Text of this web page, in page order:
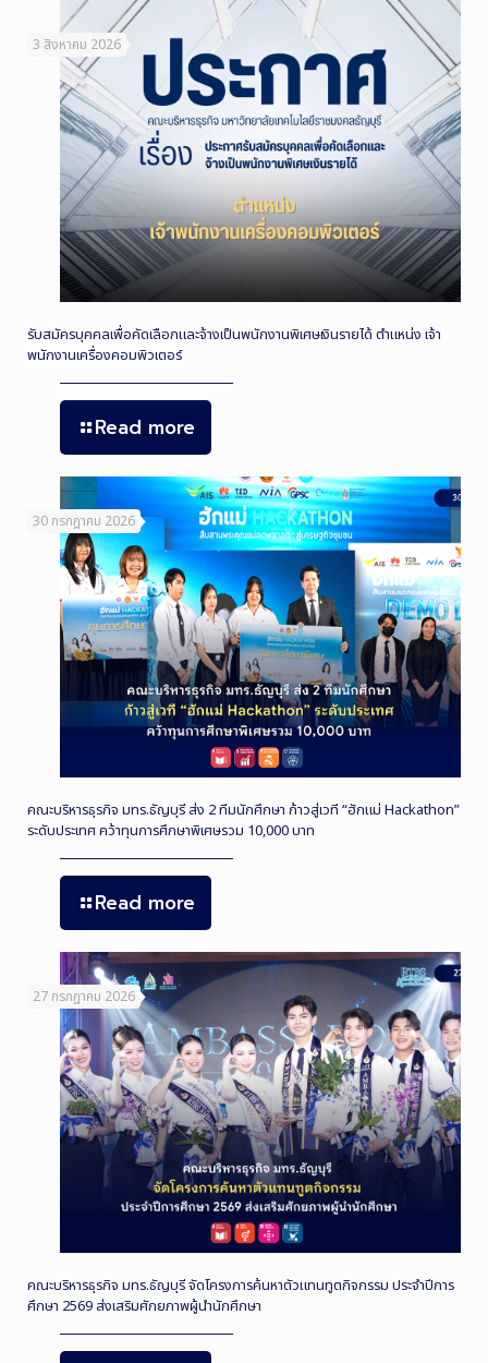
3 สิงหาคม 2026
รับสมัครบุคคลเพื่อคัดเลือกและจ้างเป็นพนักงานพิเศษเงินรายได้ ตำแหน่ง เจ้า
พนักงานเครื่องคอมพิวเตอร์
Read more
30 กรกฎาคม 2026
คณะบริหารธุรกิจ มทร.ธัญบุรี ส่ง 2 ทีมนักศึกษา ก้าวสู่เวที “ฮักแม่ Hackathon”
ระดับประเทศ คว้าทุนการศึกษาพิเศษรวม 10,000 บาท
Read more
27 กรกฎาคม 2026
คณะบริหารธุรกิจ มทร.ธัญบุรี จัดโครงการค้นหาตัวแทนทูตกิจกรรม ประจำปีการ
ศึกษา 2569 ส่งเสริมศักยภาพผู้นำนักศึกษา